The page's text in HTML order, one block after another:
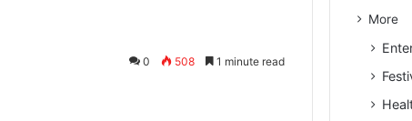
0 508 1 minute read
More